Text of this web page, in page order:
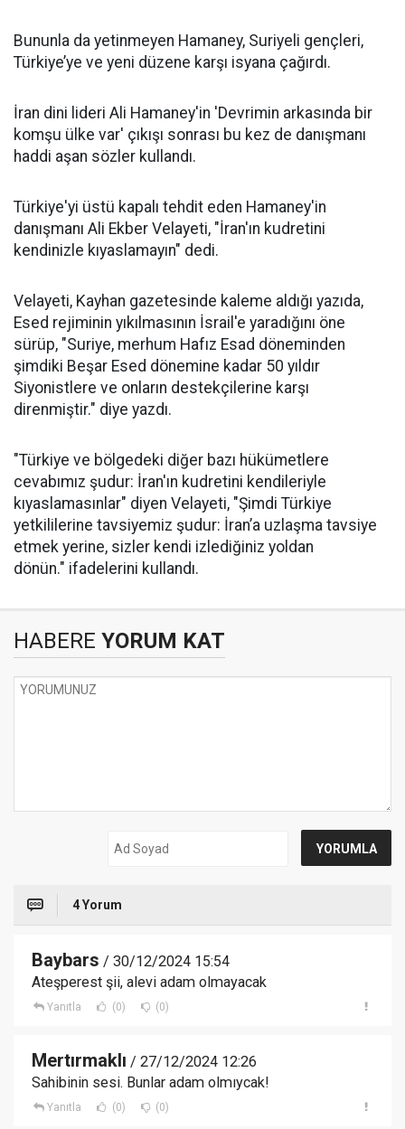
Bununla da yetinmeyen Hamaney, Suriyeli gençleri,
Türkiye’ye ve yeni düzene karşı isyana çağırdı.
İran dini lideri Ali Hamaney'in 'Devrimin arkasında bir
komşu ülke var' çıkışı sonrası bu kez de danışmanı
haddi aşan sözler kullandı.
Türkiye'yi üstü kapalı tehdit eden Hamaney'in
danışmanı Ali Ekber Velayeti, "İran'ın kudretini
kendinizle kıyaslamayın" dedi.
Velayeti, Kayhan gazetesinde kaleme aldığı yazıda,
Esed rejiminin yıkılmasının İsrail'e yaradığını öne
sürüp, "Suriye, merhum Hafız Esad döneminden
şimdiki Beşar Esed dönemine kadar 50 yıldır
Siyonistlere ve onların destekçilerine karşı
direnmiştir." diye yazdı.
"Türkiye ve bölgedeki diğer bazı hükümetlere
cevabımız şudur: İran'ın kudretini kendileriyle
kıyaslamasınlar" diyen Velayeti, "Şimdi Türkiye
yetkililerine tavsiyemiz şudur: İran’a uzlaşma tavsiye
etmek yerine, sizler kendi izlediğiniz yoldan
dönün." ifadelerini kullandı.
HABERE YORUM KAT
4 Yorum
Baybars / 30/12/2024 15:54
Ateşperest şii, alevi adam olmayacak
Yanıtla (0) (0)
Mertırmaklı / 27/12/2024 12:26
Sahibinin sesi. Bunlar adam olmıycak!
Yanıtla (0) (0)